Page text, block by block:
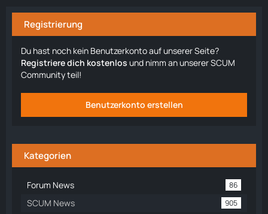
Registrierung
Du hast noch kein Benutzerkonto auf unserer Seite?
Registriere dich kostenlos und nimm an unserer SCUM
Community teil!
Benutzerkonto erstellen
Kategorien
Forum News 86
SCUM News 905